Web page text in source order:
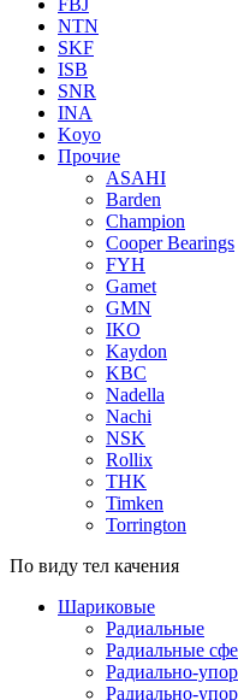
FBJ
NTN
SKF
ISB
SNR
INA
Koyo
Прочие
ASAHI
Barden
Champion
Cooper Bearings
FYH
Gamet
GMN
IKO
Kaydon
KBC
Nadella
Nachi
NSK
Rollix
THK
Timken
Torrington
По виду тел качения
Шариковые
Радиальные
Радиальные
Радиально-
Радиально-